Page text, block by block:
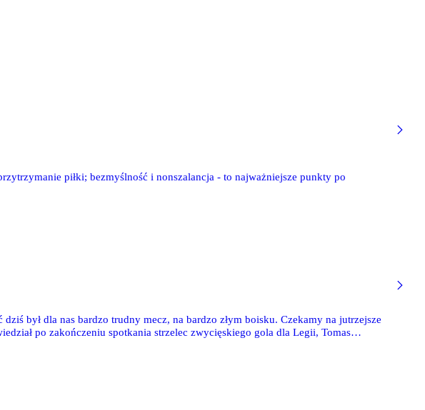
piłki; bezmyślność i nonszalancja - to najważniejsze punkty po
był dla nas bardzo trudny mecz, na bardzo złym boisku. Czekamy na jutrzejsze
po zakończeniu spotkania strzelec zwycięskiego gola dla Legii, Tomas